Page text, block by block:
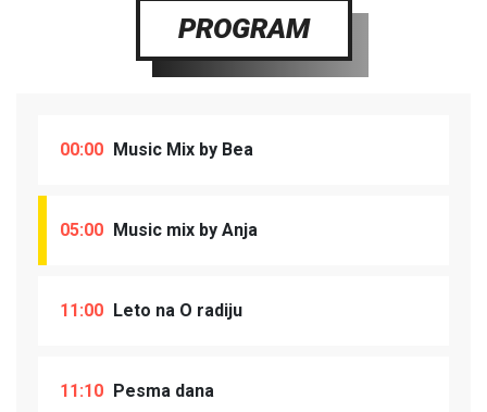
PROGRAM
00:00 Music Mix by Bea
05:00 Music mix by Anja
11:00 Leto na O radiju
11:10 Pesma dana